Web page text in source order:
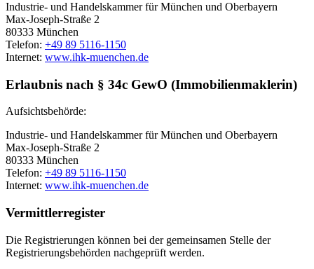
Industrie- und Handelskammer für München und Oberbayern
Max-Joseph-Straße 2
80333 München
Telefon: +49 89 5116-1150
Internet: www.ihk-muenchen.de
Erlaubnis nach § 34c GewO (Immobilienmaklerin)
Aufsichtsbehörde:
Industrie- und Handelskammer für München und Oberbayern
Max-Joseph-Straße 2
80333 München
Telefon: +49 89 5116-1150
Internet: www.ihk-muenchen.de
Vermittlerregister
Die Registrierungen können bei der gemeinsamen Stelle der
Registrierungsbehörden nachgeprüft werden.